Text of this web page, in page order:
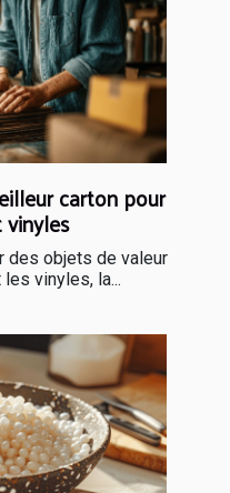
carton pour
des objets de valeur
vinyles, la...